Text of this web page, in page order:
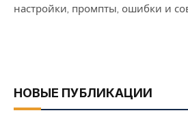
настройки, промпты, ошибки и
НОВЫЕ ПУБЛИКАЦИИ